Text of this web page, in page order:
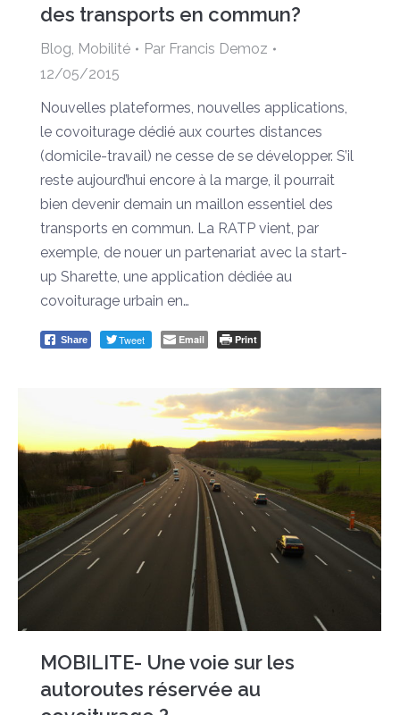
des transports en commun?
Blog Mobilité Par Francis Demoz
12/05/2015
Nouvelles plateformes, nouvelles applications,
le covoiturage dédié aux courtes distances
(domicile-travail) ne cesse de se développer. S’il
reste aujourd’hui encore à la marge, il pourrait
bien devenir demain un maillon essentiel des
transports en commun. La RATP vient, par
exemple, de nouer un partenariat avec la start-
up Sharette, une application dédiée au
covoiturage urbain en…
Share Tweet Email Print
MOBILITE- Une voie sur les
autoroutes réservée au